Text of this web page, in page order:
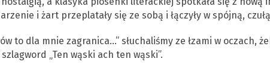
i żart przeplatały się ze sobą i łączyły w spójną,
to dla mnie zagranica…” słuchaliśmy ze łzami w oczach,
„Ten wąski ach ten wąski”.